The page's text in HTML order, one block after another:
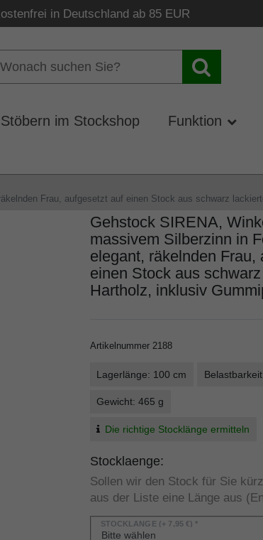
in Deutschland ab 85 EUR
Stöbern im Stockshop Funktion
Frau, aufgesetzt auf einen Stock aus schwarz
Gehstock SIRENA,
massivem Silberzinn in
elegant, räkelnden Frau,
einen Stock aus
Hartholz, inklusiv
Artikelnummer 2188
Lagerlänge: 100 cm
Gewicht: 465 g
Die richtige Stocklänge ermitteln
Stocklaenge:
Sollen wir den Stock für Sie
aus der Liste eine Länge aus
STOCKLÄNGE (+ 7,95 €) *